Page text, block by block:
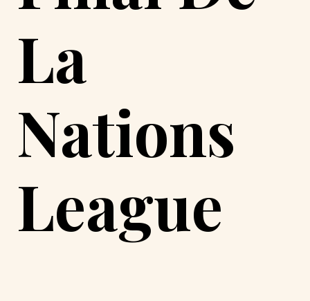
La
Nations
League